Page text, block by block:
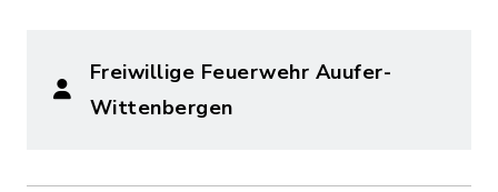
Freiwillige Feuerwehr Auufer-
Wittenbergen